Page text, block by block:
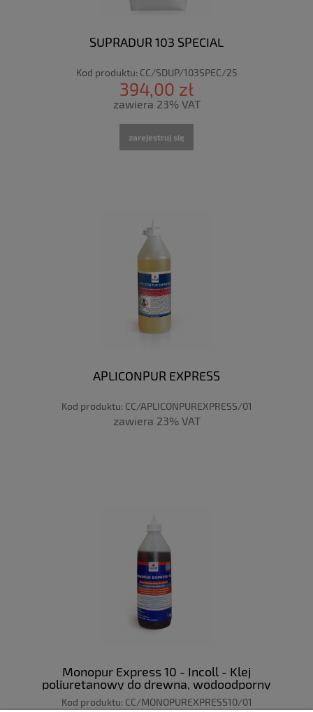
SUPRADUR 103 SPECIAL
Kod produktu: CC/SDUP/103SPEC/25
394,00 zł
zawiera 23% VAT
zarejestruj się
APLICONPUR EXPRESS
Kod produktu: CC/APLICONPUREXPRESS/01
zawiera 23% VAT
Monopur Express 10 - Incoll - Klej
poliuretanowy do drewna, wodoodporny
(butelka - 1 kg)
Kod produktu: CC/MONOPUREXPRESS10/01